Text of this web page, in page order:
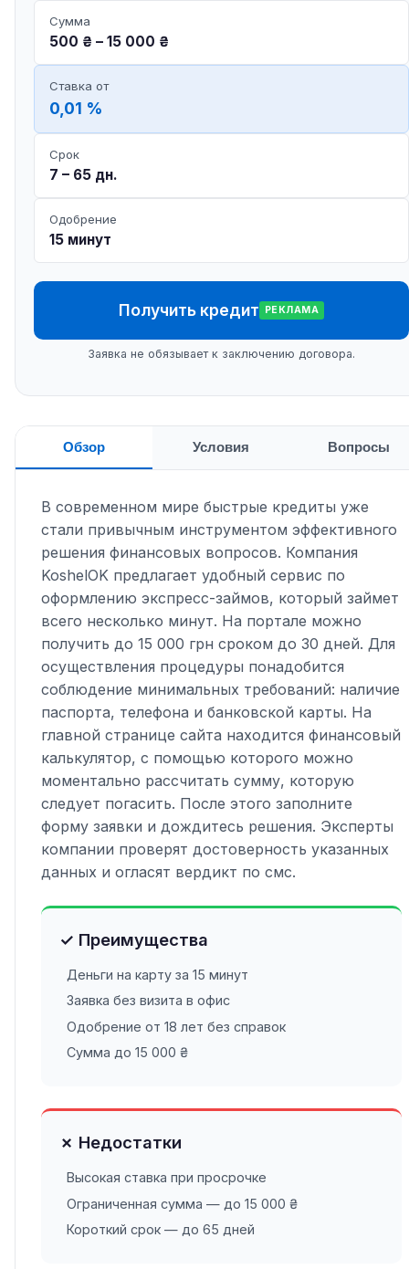
Сумма
500 ₴ – 15 000 ₴
Ставка от
0,01 %
Срок
7 – 65 дн.
Одобрение
15 минут
Получить кредит РЕКЛАМА
Заявка не обязывает к заключению договора.
Обзор Условия Вопросы
В современном мире быстрые кредиты уже
стали привычным инструментом эффективного
решения финансовых вопросов. Компания
KoshelOK предлагает удобный сервис по
оформлению экспресс-займов, который займет
всего несколько минут. На портале можно
получить до 15 000 грн сроком до 30 дней. Для
осуществления процедуры понадобится
соблюдение минимальных требований: наличие
паспорта, телефона и банковской карты. На
главной странице сайта находится финансовый
калькулятор, с помощью которого можно
моментально рассчитать сумму, которую
следует погасить. После этого заполните
форму заявки и дождитесь решения. Эксперты
компании проверят достоверность указанных
данных и огласят вердикт по смс.
✓ Преимущества
Деньги на карту за 15 минут
Заявка без визита в офис
Одобрение от 18 лет без справок
Сумма до 15 000 ₴
✗ Недостатки
Высокая ставка при просрочке
Ограниченная сумма — до 15 000 ₴
Короткий срок — до 65 дней